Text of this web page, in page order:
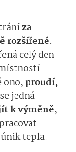
za
rozšířené.
celý den
ono,proudí,
jedná
k výměně,
tepla.